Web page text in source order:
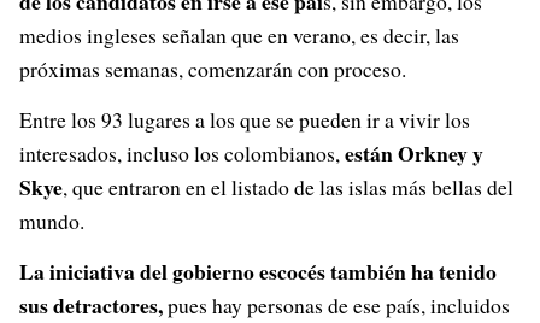
medios ingleses señalan que en verano, es decir, las
próximas semanas, comenzarán con proceso.
Entre los 93 lugares a los que se pueden ir a vivir los
interesados, incluso los colombianos,están Orkney y
Skye, que entraron en el listado de las islas más bellas del
mundo.
La iniciativa del gobierno escocés también ha tenido
sus detractores,pues hay personas de ese país, incluidos